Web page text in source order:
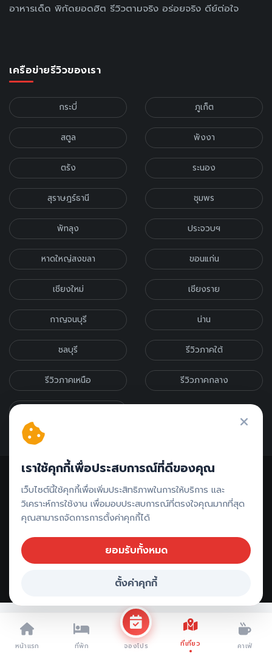
อาหารเด็ด พิกัดยอดฮิต รีวิวตามจริง อร่อยจริง ดีย์ต่อใจ
เครือข่ายรีวิวของเรา
กระบี่ ภูเก็ต
สตูล พังงา
ตรัง ระนอง
สุราษฎร์ธานี ชุมพร
พัทลุง ประจวบฯ
หาดใหญ่สงขลา ขอนแก่น
เชียงใหม่ เชียงราย
กาญจนบุรี น่าน
ชลบุรี รีวิวภาคใต้
รีวิวภาคเหนือ รีวิวภาคกลาง
ติดต่อรีวิว // ลงโฆษณา
2026 All rights reserved |
เราใช้คุกกี้เพื่อประสบการณ์ที่ดีของคุณ
เว็บไซต์นี้ใช้คุกกี้เพื่อเพิ่มประสิทธิภาพในการให้บริการ และ
วิเคราะห์การใช้งาน เพื่อมอบประสบการณ์ที่ตรงใจคุณมากที่สุด
คุณสามารถจัดการการตั้งค่าคุกกี้ได้
ยอมรับทั้งหมด
ตั้งค่าคุกกี้
จองที่พัก ประจวบคีรีขันธ์
หน้าแรก ที่พัก จองโปร ที่เที่ยว คาเฟ่